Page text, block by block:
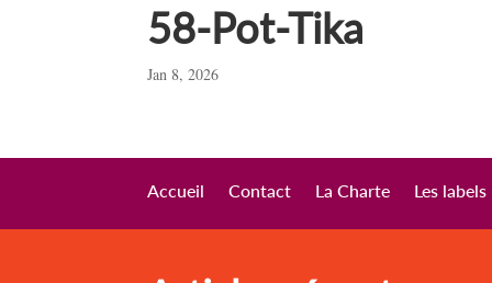
58-Pot-Tika
Jan 8, 2026
Accueil Contact La Charte Les labels